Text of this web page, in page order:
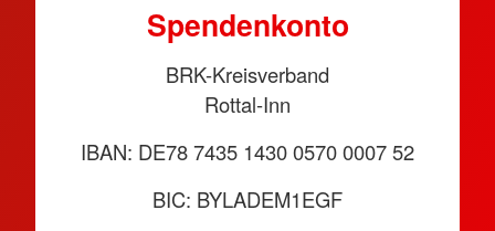
Spendenkonto
BRK-Kreisverband
Rottal-Inn
IBAN: DE78 7435 1430 0570 0007 52
BIC: BYLADEM1EGF